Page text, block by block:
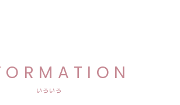
いろいろ